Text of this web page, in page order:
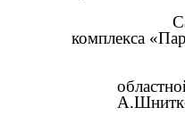
комплекса